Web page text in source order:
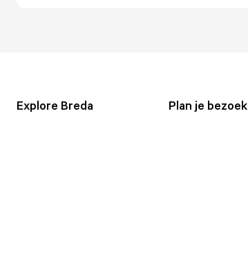
Explore Breda Plan je bezoek